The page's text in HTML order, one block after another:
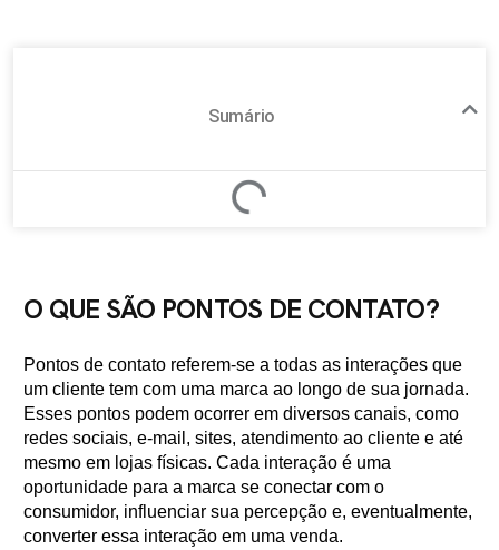
Sumário
O QUE SÃO PONTOS DE CONTATO?
Pontos de contato referem-se a todas as interações que
um cliente tem com uma marca ao longo de sua jornada.
Esses pontos podem ocorrer em diversos canais, como
redes sociais, e-mail, sites, atendimento ao cliente e até
mesmo em lojas físicas. Cada interação é uma
oportunidade para a marca se conectar com o
consumidor, influenciar sua percepção e, eventualmente,
converter essa interação em uma venda.